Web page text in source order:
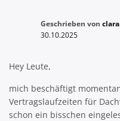
Geschrieben von
30.10.2025
Hey Leute,
mich beschäftigt
Vertragslaufzeiten für
schon ein bisschen